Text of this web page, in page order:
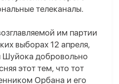
телеканалы.
им партии
выборах 12 апреля,
Шуйока добровольно
этот тем, что тот
Орбана и его